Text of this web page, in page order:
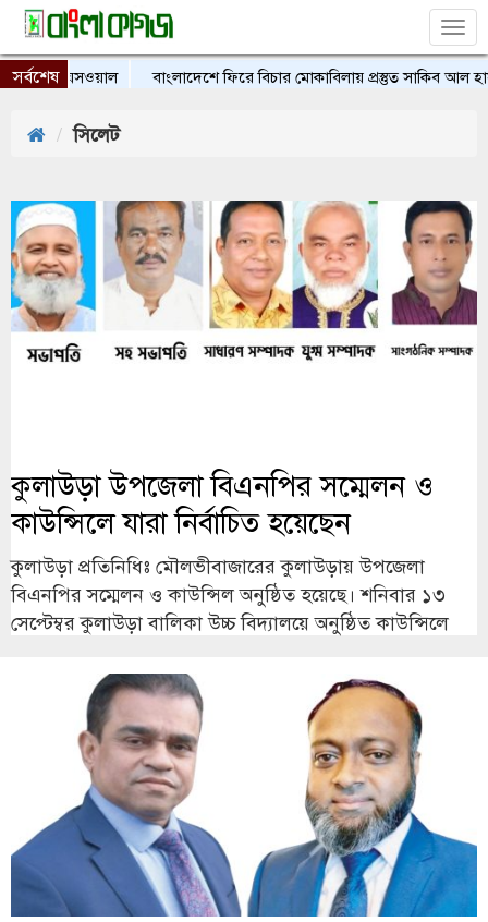
সর্বশেষ
জয়সওয়াল বাংলাদেশে ফিরে বিচার মোকাবিলায় প্রস্তুত সাকিব আল হাসান,
সিলেট
কুলাউড়া উপজেলা বিএনপির সম্মেলন ও
কাউন্সিলে যারা নির্বাচিত হয়েছেন
কুলাউড়া প্রতিনিধিঃ মৌলভীবাজারের কুলাউড়ায় উপজেলা
বিএনপির সম্মেলন ও কাউন্সিল অনুষ্ঠিত হয়েছে। শনিবার ১৩
সেপ্টেম্বর কুলাউড়া বালিকা উচ্চ বিদ্যালয়ে অনুষ্ঠিত কাউন্সিলে